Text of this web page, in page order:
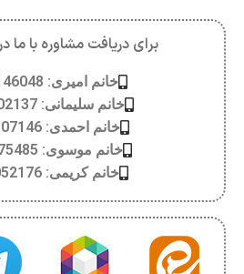
برای دریافت مشاوره با ما
خانم امیری: 09192146048
خانم سلیمانی: 09192402137
خانم احمدی: 09192507146
خانم موسوی: 09192075485
خانم کریمی: 09194052176